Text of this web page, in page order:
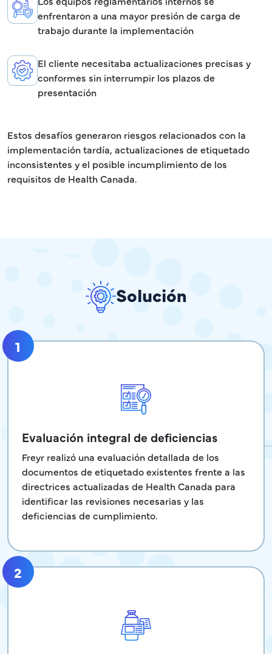
enfrentaron a una mayor presión de carga de
trabajo durante la implementación
El cliente necesitaba actualizaciones precisas y
conformes sin interrumpir los plazos de
presentación
Estos desafíos generaron riesgos relacionados con la
implementación tardía, actualizaciones de etiquetado
inconsistentes y el posible incumplimiento de los
requisitos de Health Canada.
Solución
1
Evaluación integral de deficiencias
Freyr realizó una evaluación detallada de los
documentos de etiquetado existentes frente a las
directrices actualizadas de Health Canada para
identificar las revisiones necesarias y las
deficiencias de cumplimiento.
2